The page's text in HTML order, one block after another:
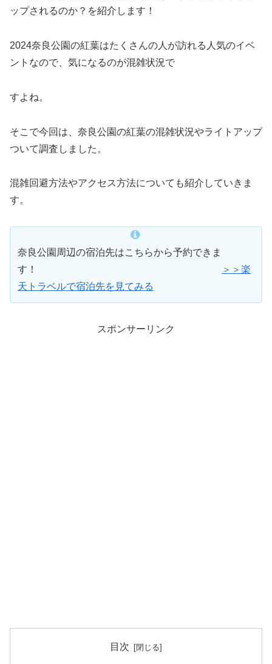
ップされるのか？を紹介します！
2024奈良公園の紅葉はたくさんの人が訪れる人気のイベ
ントなので、気になるのが混雑状況で
すよね。
そこで今回は、奈良公園の紅葉の混雑状況やライトアップ
ついて調査しました。
混雑回避方法やアクセス方法についても紹介していきま
す。
奈良公園周辺の宿泊先はこちらから予約できま
す！
＞＞楽
天トラベルで宿泊先を見てみる
スポンサーリンク
目次